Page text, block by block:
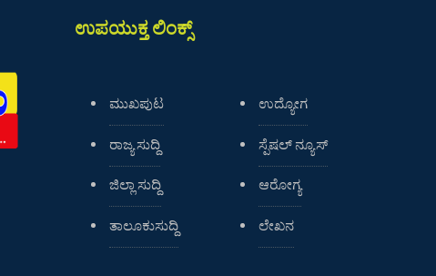
ಉಪಯುಕ್ತ ಲಿಂಕ್ಸ್
ಮುಖಪುಟ
ರಾಜ್ಯ ಸುದ್ದಿ
ಜಿಲ್ಲಾ ಸುದ್ದಿ
ತಾಲೂಕುಸುದ್ದಿ
ಉದ್ಯೋಗ
ಸ್ಪೆಷಲ್ ನ್ಯೂಸ್
ಆರೋಗ್ಯ
ಲೇಖನ